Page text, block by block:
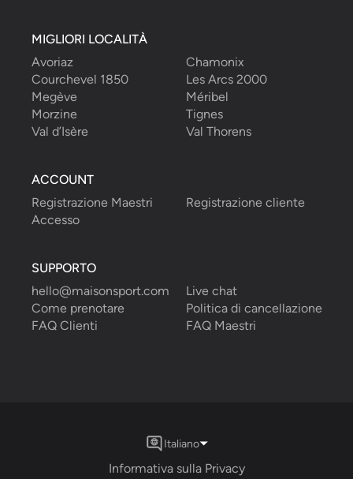
MIGLIORI LOCALITÀ
Avoriaz
Chamonix
Courchevel 1850
Les Arcs 2000
Megève
Méribel
Morzine
Tignes
Val d’Isère
Val Thorens
ACCOUNT
Registrazione Maestri
Registrazione cliente
Accesso
SUPPORTO
hello@maisonsport.com
Live chat
Come prenotare
Politica di cancellazione
FAQ Clienti
FAQ Maestri
Informativa sulla Privacy
Italiano